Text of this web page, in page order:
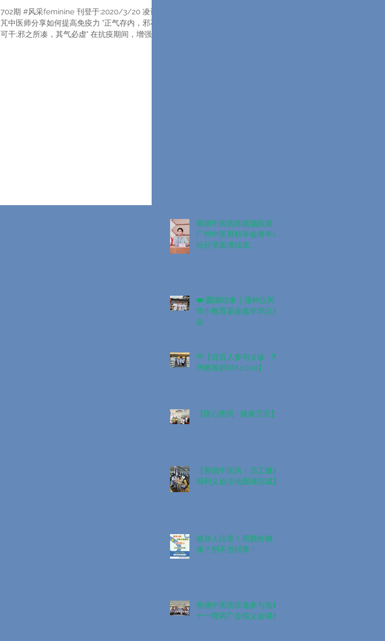
702期 #风采feminine 刊登于:2020/3/20 凌诗
芃中医师分享如何提高免疫力 "正气存内，邪不
可干;邪之所凑，其气必虚" 在抗疫期间，增强体
善德中医坊陈祺瀚医师｜
广州中医男科年会青年论
坛分享圆满结束。
❤️ 圆满结束｜蒲种汉民
华小教育基金嘉年华义卖
会
💚【近百人参与义诊 · 为
华教筹获RM4,000】
【医心惠民 · 健康万宜】
【善德中医坊｜员工健康
福利义诊活动圆满完成】
健身人注意！肩膀外侧
痛？别不当回事！
善德中医坊应邀参与蕉赖
十一哩两广会馆义诊讲座